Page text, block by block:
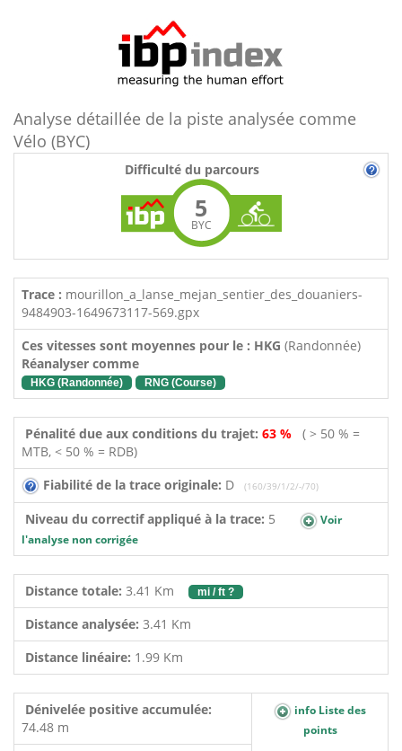
Analyse détaillée de la piste analysée comme
Vélo (BYC)
Difficulté du parcours
5
BYC
Trace : mourillon_a_lanse_mejan_sentier_des_douaniers-
9484903-1649673117-569.gpx
Ces vitesses sont moyennes pour le : HKG (Randonnée)
Réanalyser comme
HKG (Randonnée) RNG (Course)
Pénalité due aux conditions du trajet: 63 % ( > 50 % =
MTB, < 50 % = RDB)
Fiabilité de la trace originale: D (160/39/1/2/-/70)
Niveau du correctif appliqué à la trace: 5
Voir
l'analyse non corrigée
Distance totale: 3.41 Km mi / ft ?
Distance analysée: 3.41 Km
Distance linéaire: 1.99 Km
Dénivelée positive accumulée:
74.48 m
info Liste des
points